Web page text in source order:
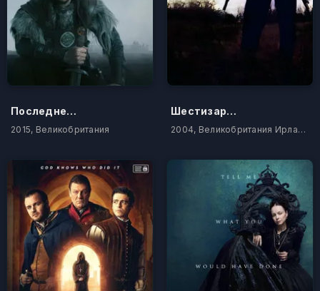
Последнее королевство
2015, Великобритания
Шестизарядный
2004, Великобритания Ирландия